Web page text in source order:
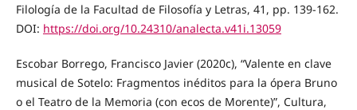
Filología de la Facultad de Filosofía y Letras, 41, pp. 139-162.
DOI: https://doi.org/10.24310/analecta.v41i.13059
Escobar Borrego, Francisco Javier (2020c), “Valente en clave
musical de Sotelo: Fragmentos inéditos para la ópera Bruno
o el Teatro de la Memoria (con ecos de Morente)”, Cultura,